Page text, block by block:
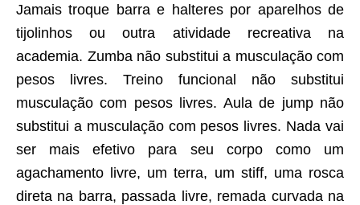
Jamais troque barra e halteres por aparelhos de
tijolinhos ou outra atividade recreativa na
academia. Zumba não substitui a musculação com
pesos livres. Treino funcional não substitui
musculação com pesos livres. Aula de jump não
substitui a musculação com pesos livres. Nada vai
ser mais efetivo para seu corpo como um
agachamento livre, um terra, um stiff, uma rosca
direta na barra, passada livre, remada curvada na